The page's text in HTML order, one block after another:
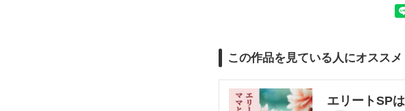
この作品を見ている人にオススメ
エリートSP